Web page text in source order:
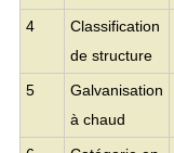
4
Classification
de structure
5
Galvanisation
à chaud